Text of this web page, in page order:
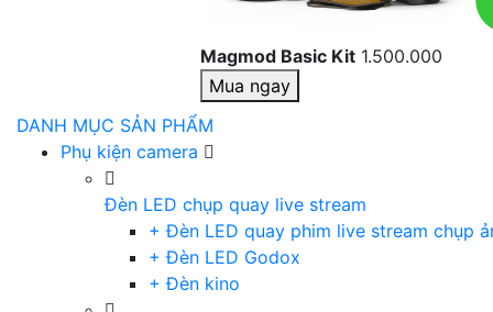
Magmod Basic Kit 1.500.000
Mua ngay
DANH MỤC SẢN PHẨM
Phụ kiện camera
Đèn LED chụp quay live stream
+ Đèn LED quay phim live stream chụp
+ Đèn LED Godox
+ Đèn kino